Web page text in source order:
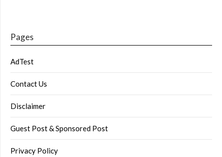
Pages
AdTest
Contact Us
Disclaimer
Guest Post & Sponsored Post
Privacy Policy